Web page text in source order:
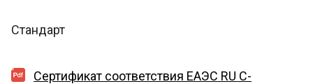
Стандарт
Сертификат соответствия ЕАЭС RU C-